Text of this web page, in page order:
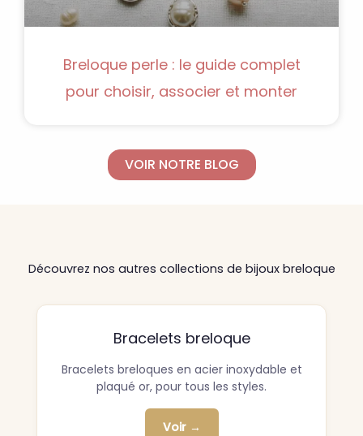
Breloque perle : le guide complet
pour choisir, associer et monter
VOIR NOTRE BLOG
Découvrez nos autres collections de bijoux breloque
Bracelets breloque
Bracelets breloques en acier inoxydable et
plaqué or, pour tous les styles.
Voir →